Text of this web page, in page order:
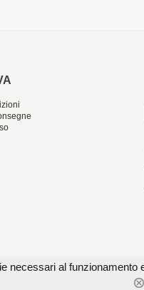
al funzionamento